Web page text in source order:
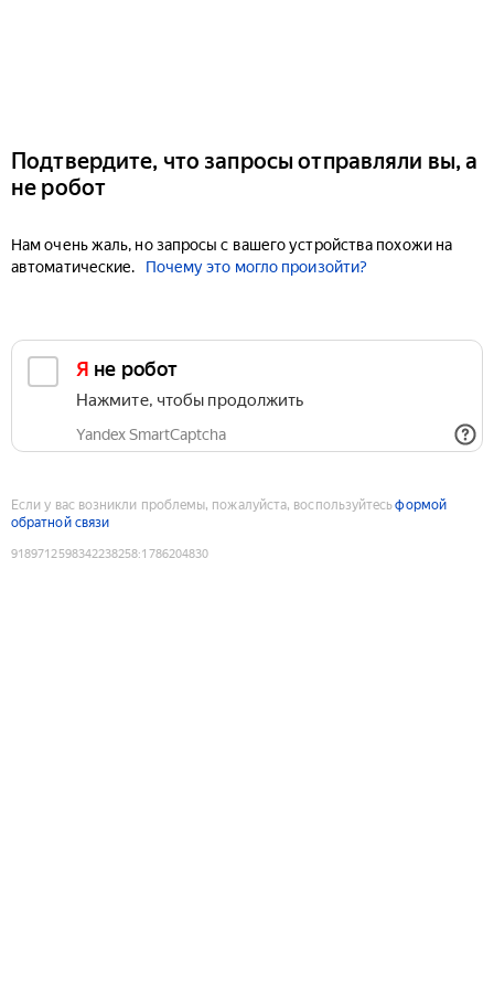
Подтвердите, что запросы отправляли вы, а
не робот
Нам очень жаль, но запросы с вашего устройства похожи на
автоматические.
Почему это могло произойти?
Я не робот
Нажмите, чтобы продолжить
Yandex SmartCaptcha
Если у вас возникли проблемы, пожалуйста, воспользуйтесьформой
обратной связи
9189712598342238258:1786204830